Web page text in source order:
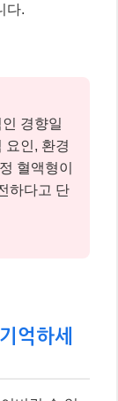
다.
경향일
요인, 환경
혈액형이
하다고 단
억하세